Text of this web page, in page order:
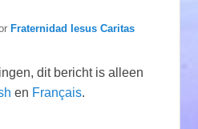
Fraternidad Iesus Caritas
dit bericht is alleen
en Français.